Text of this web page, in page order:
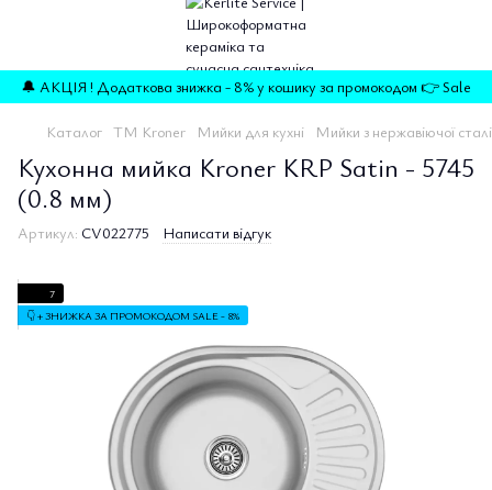
🔔 АКЦІЯ ! Додаткова знижка - 8% у кошику за промокодом 👉 Sale
Каталог TM Kroner Мийки для кухні Мийки з нержавіючої сталі
Кухонна мийка Kroner KRP Satin - 5745
(0.8 мм)
Артикул: CV022775 Написати відгук
7
👇 + ЗНИЖКА ЗА ПРОМОКОДОМ SALE - 8%